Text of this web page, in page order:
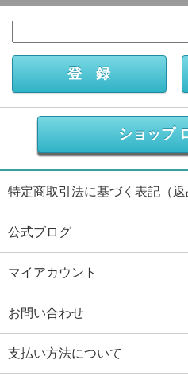
ショップ
特定商取引法に基づく表記（返
公式ブログ
マイアカウント
お問い合わせ
支払い方法について